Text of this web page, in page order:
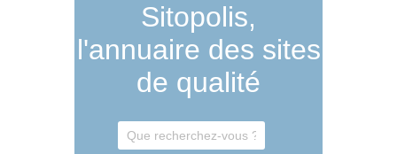
Sitopolis,
l'annuaire des sites
de qualité